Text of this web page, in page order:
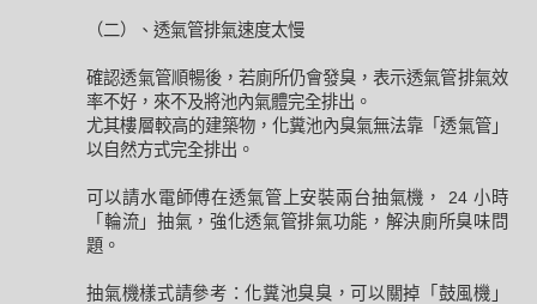
（二）、透氣管排氣速度太慢
確認透氣管順暢後，若廁所仍會發臭，表示透氣管排氣效
率不好，來不及將池內氣體完全排出。
尤其樓層較高的建築物，化糞池內臭氣無法靠「透氣管」
以自然方式完全排出。
可以請水電師傅在透氣管上安裝兩台抽氣機， 24 小時
「輪流」抽氣，強化透氣管排氣功能，解決廁所臭味問
題。
抽氣機樣式請參考：化糞池臭臭，可以關掉「鼓風機」